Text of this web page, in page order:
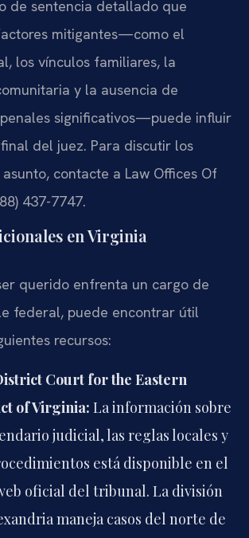
de sentencia detallado que
mitigantes—como el
los vínculos familiares, la
y la ausencia de
significativos—puede influir
del juez. Para discutir los
contacte a Law Offices Of
437-7747.
en Virginia
querido enfrenta un cargo de
federal, puede encontrar útil
recursos:
Court for the Eastern
of Virginia: La información sobre
judicial, las reglas locales y
está disponible en el
oficial del tribunal. La división
maneja casos del norte de